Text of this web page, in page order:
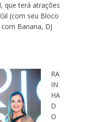
que terá atrações
(com seu Bloco
Banana, DJ
RA
IN
HA
D
O